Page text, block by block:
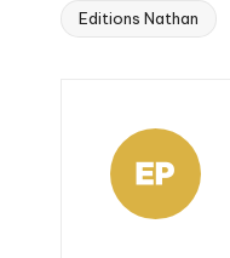
Tags:
Editions Nathan